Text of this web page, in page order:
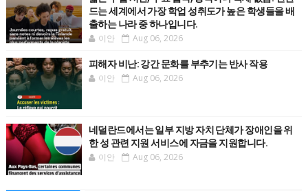
드는 세계에서 가장 학업 성취도가 높은 학생들을 배
출하는 나라 중 하나입니다.
이안 Aug 06, 2026
피해자 비난: 강간 문화를 부추기는 반사 작용
이안 Aug 06, 2026
네덜란드에서는 일부 지방 자치 단체가 장애인을 위
한 성 관련 지원 서비스에 자금을 지원합니다.
이안 Aug 06, 2026